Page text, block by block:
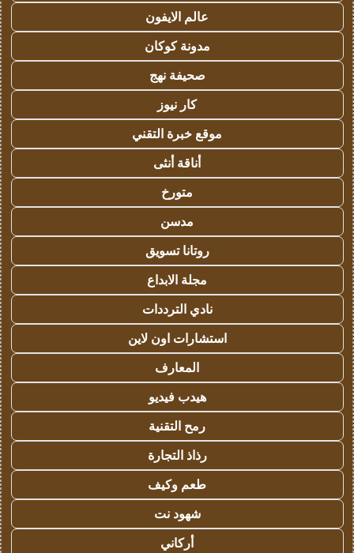
عالم الايفون
مدونة كوكان
صحيفة نهج
كار نيوز
موقع خبرة التقني
أناقة أنثى
متورخ
مدسن
روتانا تسويق
مجلة الابداع
نادي الترددات
استشارات اون لاين
المعارف
هيدب فيديو
رمح التقنية
رذاذ التجارة
طعم وكيف
شهود نت
أركاني